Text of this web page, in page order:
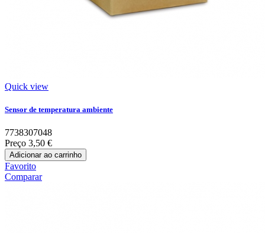
Quick view
Sensor de temperatura ambiente
7738307048
Preço 3,50 €
Adicionar ao carrinho
Favorito
Comparar